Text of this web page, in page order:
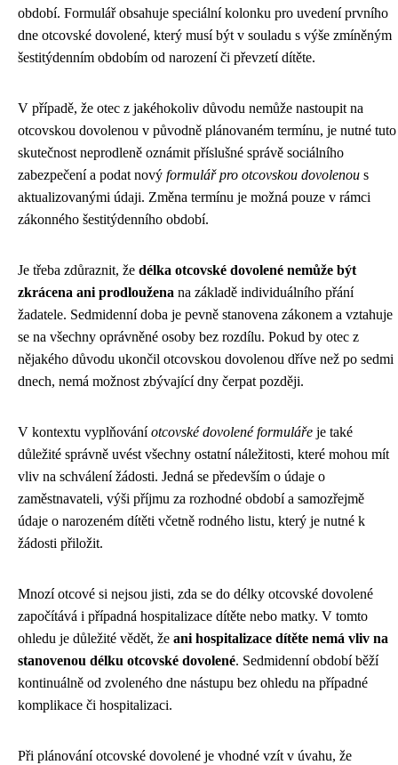
období. Formulář obsahuje speciální kolonku pro uvedení prvního
dne otcovské dovolené, který musí být v souladu s výše zmíněným
šestitýdenním obdobím od narození či převzetí dítěte.
V případě, že otec z jakéhokoliv důvodu nemůže nastoupit na
otcovskou dovolenou v původně plánovaném termínu, je nutné tuto
skutečnost neprodleně oznámit příslušné správě sociálního
zabezpečení a podat nový formulář pro otcovskou dovolenou s
aktualizovanými údaji. Změna termínu je možná pouze v rámci
zákonného šestitýdenního období.
Je třeba zdůraznit, že délka otcovské dovolené nemůže být
zkrácena ani prodloužena na základě individuálního přání
žadatele. Sedmidenní doba je pevně stanovena zákonem a vztahuje
se na všechny oprávněné osoby bez rozdílu. Pokud by otec z
nějakého důvodu ukončil otcovskou dovolenou dříve než po sedmi
dnech, nemá možnost zbývající dny čerpat později.
V kontextu vyplňováníotcovské dovolené formuláře je také
důležité správně uvést všechny ostatní náležitosti, které mohou mít
vliv na schválení žádosti. Jedná se především o údaje o
zaměstnavateli, výši příjmu za rozhodné období a samozřejmě
údaje o narozeném dítěti včetně rodného listu, který je nutné k
žádosti přiložit.
Mnozí otcové si nejsou jisti, zda se do délky otcovské dovolené
započítává i případná hospitalizace dítěte nebo matky. V tomto
ohledu je důležité vědět, že ani hospitalizace dítěte nemá vliv na
stanovenou délku otcovské dovolené. Sedmidenní období běží
kontinuálně od zvoleného dne nástupu bez ohledu na případné
komplikace či hospitalizaci.
Při plánování otcovské dovolené je vhodné vzít v úvahu, že